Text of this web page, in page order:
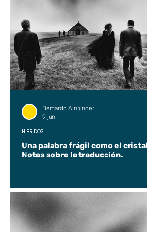
Una palabra frágil como el cristal.
Notas sobre la traducción.
HÍBRIDOS
Bernardo Ainbinder
9 jun